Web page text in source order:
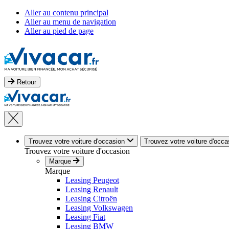
Aller au contenu principal
Aller au menu de navigation
Aller au pied de page
Retour
Trouvez votre voiture d'occasion Trouvez votre voiture
Trouvez votre voiture d'occasion
Marque
Marque
Leasing Peugeot
Leasing Renault
Leasing Citroën
Leasing Volkswagen
Leasing Fiat
Leasing BMW